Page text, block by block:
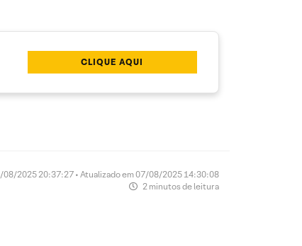
CLIQUE AQUI
08/2025 20:37:27 • Atualizado em 07/08/2025 14:30:08
2 minutos de leitura